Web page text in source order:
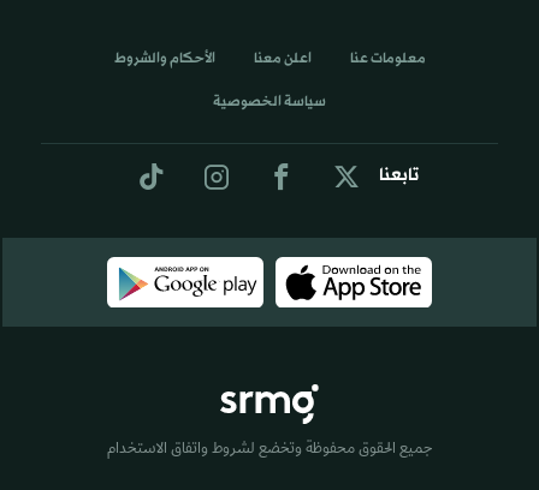
تابعنا
معلومات عنا اعلن معنا الأحكام والشروط
سياسة الخصوصية
جميع الحقوق محفوظة وتخضع لشروط واتفاق الاستخدام